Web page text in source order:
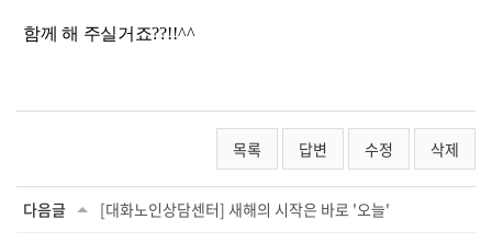
함께 해 주실거죠??!!^^
목록 답변 수정 삭제
다음글 [대화노인상담센터] 새해의 시작은 바로 '오늘'